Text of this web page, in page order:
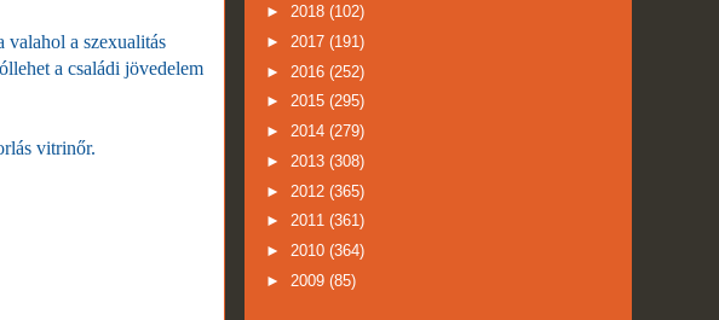
valahol a szexualitás
a családi jövedelem
vitrinőr.
► 2018 (102)
► 2017 (191)
► 2016 (252)
► 2015 (295)
► 2014 (279)
► 2013 (308)
► 2012 (365)
► 2011 (361)
► 2010 (364)
► 2009 (85)